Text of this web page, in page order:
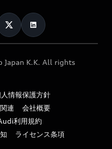
Japan K.K. All rights
情報保護方針
連
会社概要
利用規約
ライセンス条項